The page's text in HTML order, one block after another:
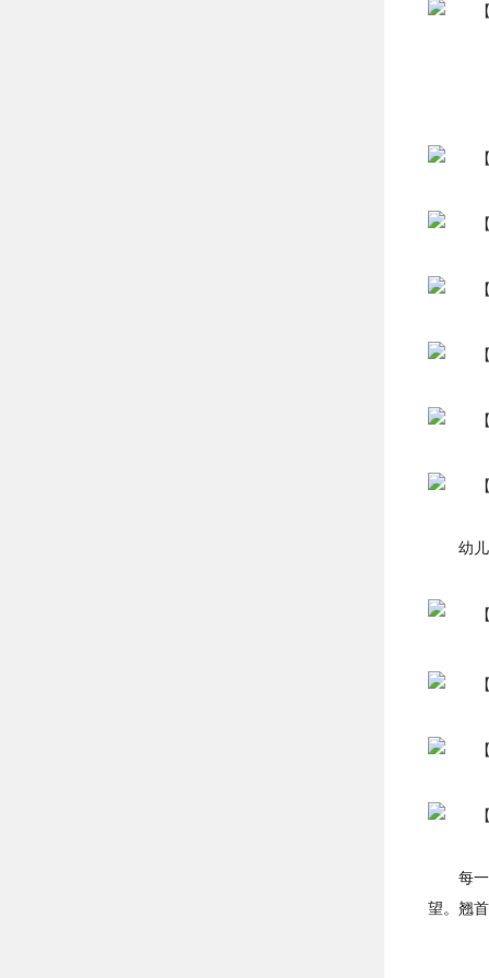
幼
每
望。翘